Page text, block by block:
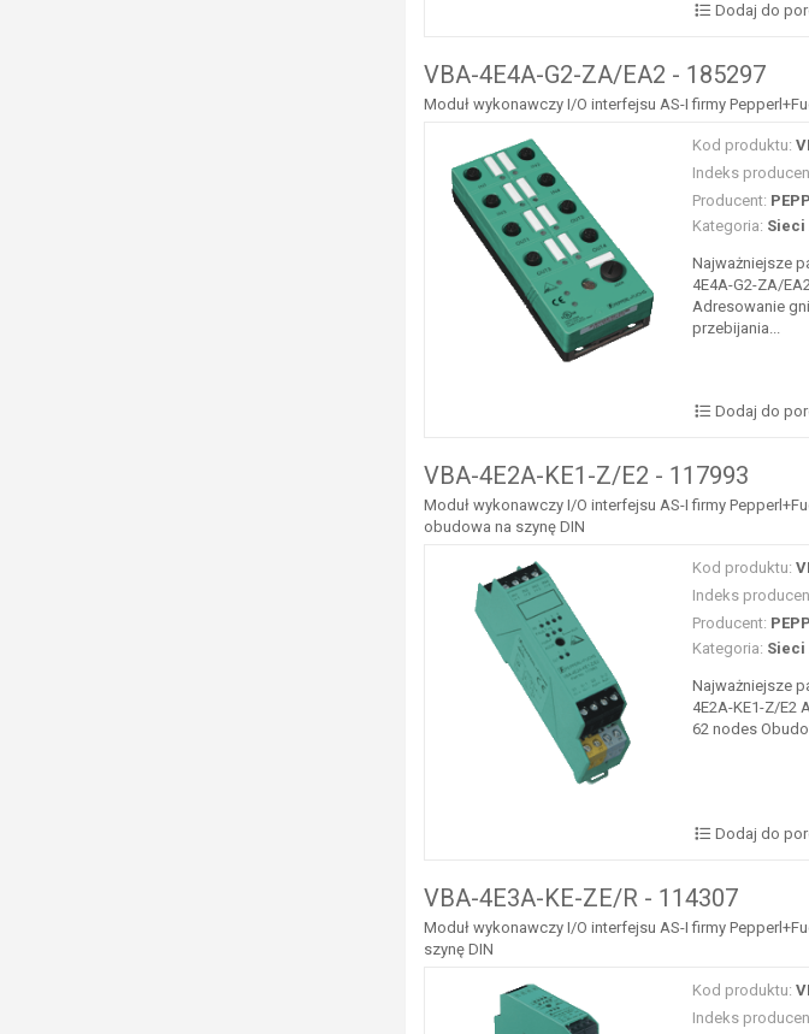
Dodaj do
VBA-4E4A-G2-ZA/EA2 - 185297
Moduł wykonawczy I/O interfejsu AS-I firmy
Kod produktu:
Indeks
Producent:
Kategoria: Sieci
Najważniejsze
4E4A-G2-ZA/
Adresowanie
przebijania...
Dodaj do
VBA-4E2A-KE1-Z/E2 - 117993
Moduł wykonawczy I/O interfejsu AS-I firmy
obudowa na szynę DIN
Kod produktu:
Indeks
Producent:
Kategoria: Sieci
Najważniejsze
4E2A-KE1-Z/
62 nodes
Dodaj do
VBA-4E3A-KE-ZE/R - 114307
Moduł wykonawczy I/O interfejsu AS-I firmy
szynę DIN
Kod produktu:
Indeks